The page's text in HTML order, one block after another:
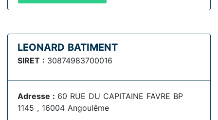
LEONARD BATIMENT
SIRET : 30874983700016
Adresse : 60 RUE DU CAPITAINE FAVRE BP
1145 , 16004 Angoulême